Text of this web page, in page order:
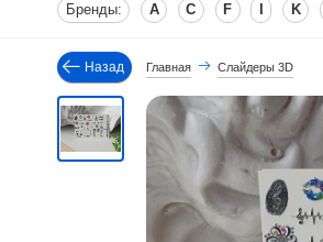
Бренды: A C F K
Назад Главная Слайдеры 3D